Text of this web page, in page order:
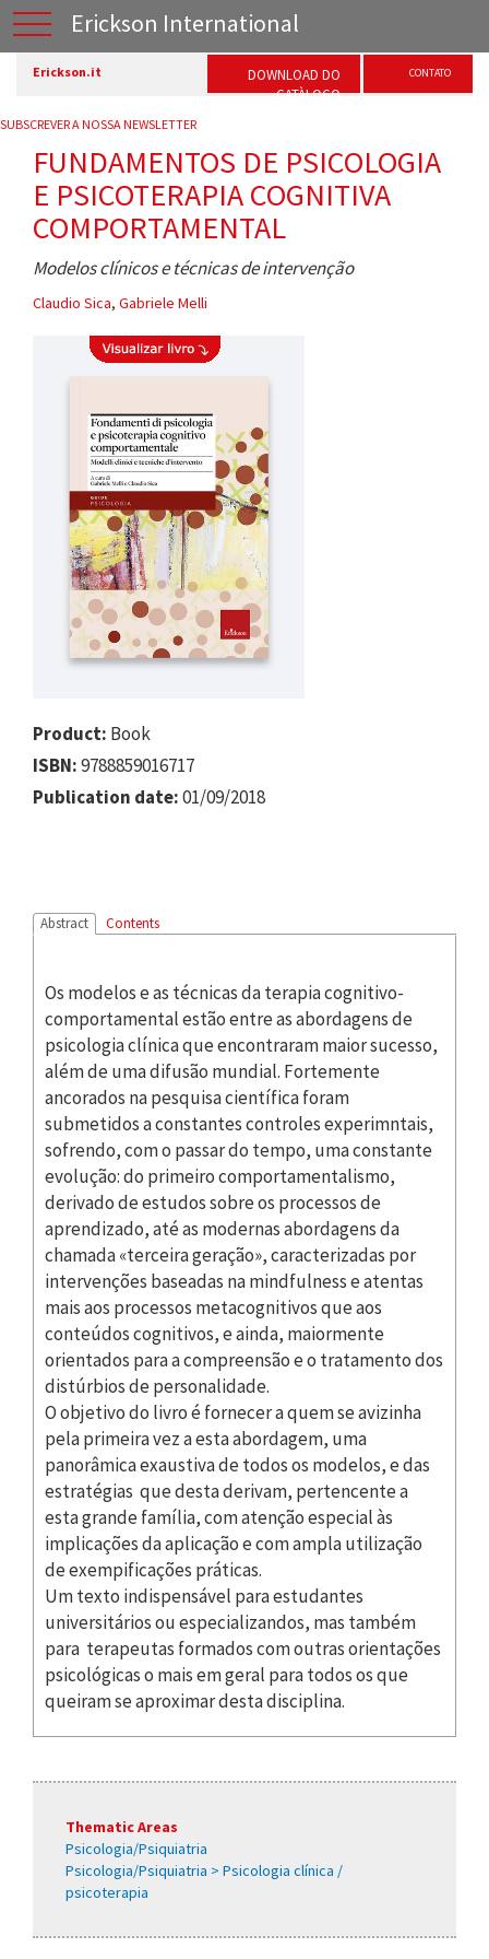
Erickson International
Erickson.it
DOWNLOAD DO
CATÀLOGO
CONTATO
SUBSCREVER A NOSSA NEWSLETTER
FUNDAMENTOS DE PSICOLOGIA
E PSICOTERAPIA COGNITIVA
COMPORTAMENTAL
Modelos clínicos e técnicas de intervenção
Claudio Sica, Gabriele Melli
Product: Book
ISBN:9788859016717
Publication date:01/09/2018
Abstract Contents
Os modelos e as técnicas da terapia cognitivo-
comportamental estão entre as abordagens de
psicologia clínica que encontraram maior sucesso,
além de uma difusão mundial. Fortemente
ancorados na pesquisa científica foram
submetidos a constantes controles experimntais,
sofrendo, com o passar do tempo, uma constante
evolução: do primeiro comportamentalismo,
derivado de estudos sobre os processos de
aprendizado, até as modernas abordagens da
chamada «terceira geração», caracterizadas por
intervenções baseadas na mindfulness e atentas
mais aos processos metacognitivos que aos
conteúdos cognitivos, e ainda, maiormente
orientados para a compreensão e o tratamento dos
distúrbios de personalidade.
O objetivo do livro é fornecer a quem se avizinha
pela primeira vez a esta abordagem, uma
panorâmica exaustiva de todos os modelos, e das
estratégias que desta derivam, pertencente a
esta grande família, com atenção especial às
implicações da aplicação e com ampla utilização
de exempificações práticas.
Um texto indispensável para estudantes
universitários ou especializandos, mas também
para terapeutas formados com outras orientações
psicológicas o mais em geral para todos os que
queiram se aproximar desta disciplina.
Thematic Areas
Psicologia/Psiquiatria
Psicologia/Psiquiatria > Psicologia clínica /
psicoterapia